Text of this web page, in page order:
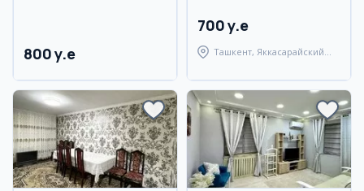
800 y.e
700 y.e
Ташкент, Яккасарайский